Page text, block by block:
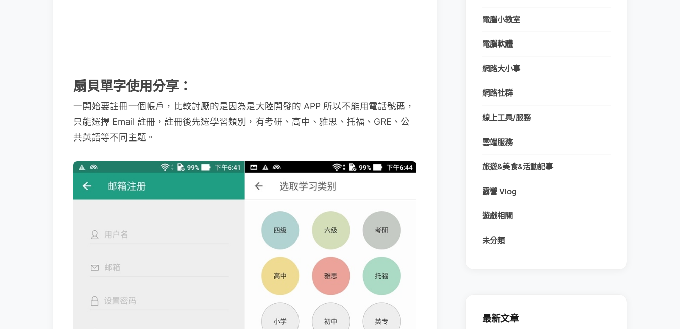
扇貝單字使用分享：
一開始要註冊一個帳戶，比較討厭的是因為是大陸開發的 APP 所以不能用電話號碼，
只能選擇 Email 註冊，註冊後先選學習類別，有考研、高中、雅思、托福、GRE、公
共英語等不同主題。
電腦小教室
電腦軟體
網路大小事
網路社群
線上工具/服務
雲端服務
旅遊&美食&活動記事
露營 Vlog
遊戲相關
未分類
最新文章